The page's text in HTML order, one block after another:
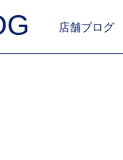
店舗ブログ